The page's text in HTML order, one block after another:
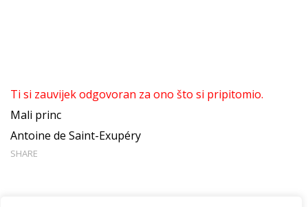
Ti si zauvijek odgovoran za ono što si pripitomio.
Mali princ
Antoine de Saint-Exupéry
SHARE